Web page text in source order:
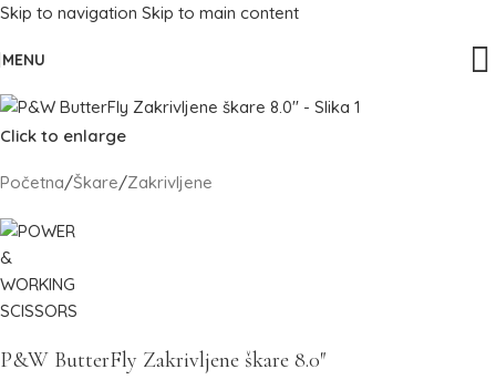
Skip to navigation Skip to main content
MENU
Click to enlarge
Početna/Škare/Zakrivljene
P&W ButterFly Zakrivljene škare 8.0″